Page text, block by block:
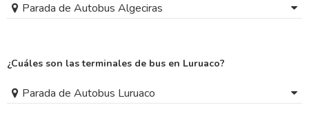
Parada de Autobus Algeciras
¿Cuáles son las terminales de bus en Luruaco?
Parada de Autobus Luruaco